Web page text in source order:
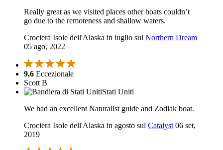
Really great as we visited places other boats couldn’t
go due to the remoteness and shallow waters.
Crociera Isole dell'Alaska in luglio sul Northern Dream
05 ago, 2022
9,6 Eccezionale
Scott B
Stati Uniti
We had an excellent Naturalist guide and Zodiak boat.
Crociera Isole dell'Alaska in agosto sul Catalyst 06 set,
2019